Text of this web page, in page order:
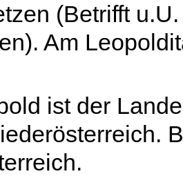
(Betrifft
Am
ist der